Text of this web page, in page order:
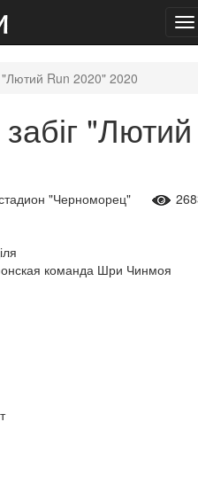
"Лютий Run 2020" 2020
"Лютий
"Черноморец"
команда Шри Чинмоя